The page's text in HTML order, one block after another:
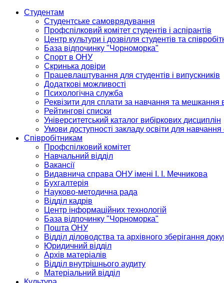
Студентам
Студентське самоврядування
Профспілковий комітет студентів і аспірантів
Центр культури і дозвілля студентів та
База відпочинку "Чорноморка"
Спорт в ОНУ
Скринька довіри
Працевлаштування для студентів і випускників
Додаткові можливості
Психологічна служба
Реквізити для сплати за навчання та мешкання
Рейтингові списки
Університетський каталог вибіркових дисциплін
Умови доступності закладу освіти для
Співробітникам
Профспілковий комітет
Навчальний відділ
Вакансії
Видавнича справа ОНУ імені І. І. Мечникова
Бухгалтерія
Науково-методична рада
Відділ кадрів
Центр інформаційних технологій
База відпочинку "Чорноморка"
Пошта ОНУ
Відділ діловодства та архівного зберігання
Юридичний відділ
Архів матеріалів
Відділ внутрішнього аудиту
Матеріальний відділ